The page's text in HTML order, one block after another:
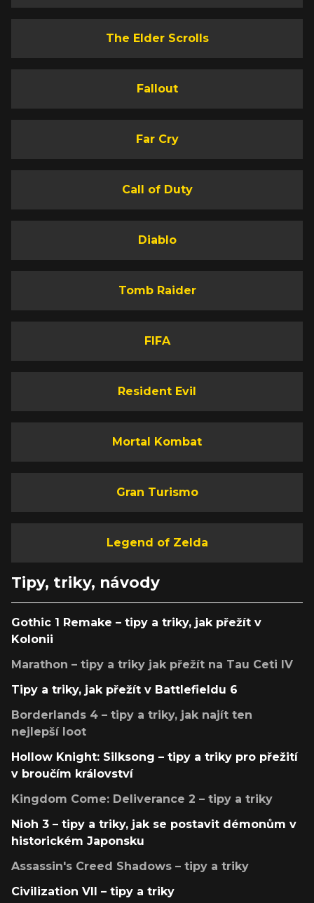
The Elder Scrolls
Fallout
Far Cry
Call of Duty
Diablo
Tomb Raider
FIFA
Resident Evil
Mortal Kombat
Gran Turismo
Legend of Zelda
Tipy, triky, návody
Gothic 1 Remake – tipy a triky, jak přežít v
Kolonii
Marathon – tipy a triky jak přežít na Tau Ceti IV
Tipy a triky, jak přežít v Battlefieldu 6
Borderlands 4 – tipy a triky, jak najít ten
nejlepší loot
Hollow Knight: Silksong – tipy a triky pro přežití
v broučím království
Kingdom Come: Deliverance 2 – tipy a triky
Nioh 3 – tipy a triky, jak se postavit démonům v
historickém Japonsku
Assassin's Creed Shadows – tipy a triky
Civilization VII – tipy a triky